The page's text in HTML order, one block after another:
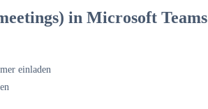
in Microsoft Teams
einladen